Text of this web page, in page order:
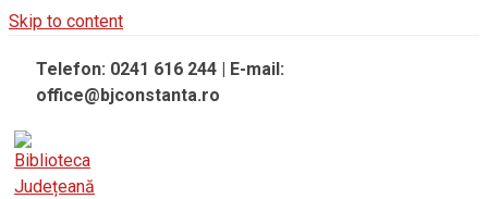
Skip to content
Telefon: 0241 616 244 | E-mail:
office@bjconstanta.ro